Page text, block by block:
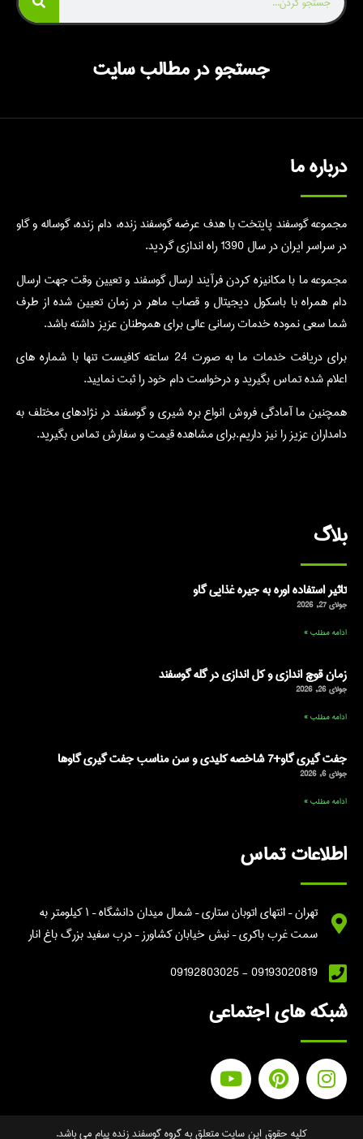
جستجو در مطالب سایت
درباره ما
مجموعه گوسفند پایتخت با هدف عرضه گوسفند زنده، دام زنده، گوساله و گاو
در سراسر ایران در سال 1390 راه اندازی گردید.
مجموعه ما با مکانیزه کردن فرآیند ارسال گوسفند و تعیین وقت جهت ارسال
دام همراه با باسکول دیجیتال و قصاب ماهر در زمان تعیین شده از طرف
شما سعی نموده خدمات رسانی عالی برای هموطنان عزیز داشته باشد.
برای دریافت خدمات ما به صورت 24 ساعته کافیست تنها با شماره های
اعلام شده تماس بگیرید و درخواست دام خود را ثبت نمایید.
همچنین ما آمادگی فروش انواع بره شیری و گوسفند در نژادهای مختلف به
دامداران عزیز را نیز داریم.برای مشاهده قیمت و سفارش تماس بگیرید.
بلاگ
تاثیر استفاده اوره به جیره غذایی گاو
جولای 27, 2026
ادامه مطلب »
زمان قوچ اندازی و کل اندازی در گله گوسفند
جولای 26, 2026
ادامه مطلب »
جفت گیری گاو+7 شاخصه کلیدی و سن مناسب جفت گیری گاوها
جولای 6, 2026
ادامه مطلب »
اطلاعات تماس
تهران – انتهای اتوبان ستاری – شمال میدان دانشگاه – ۱ کیلومتر به
سمت غرب باکری – نبش خیابان کشاورز – درب سفید بزرگ باغ انار
09193020819 - 09192803025
شبکه های اجتماعی
کلیه حقوق این سایت متعلق به گروه گوسفند زنده پیام می باشد.